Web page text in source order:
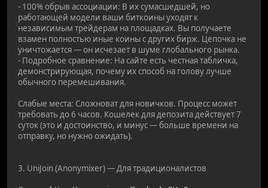
- 100% обрыв ассоциации: В их сумасшедшей, но
работающей модели ваши биткоины уходят к
независимым трейдерам на площадках. Вы получаете
взамен полностью иные коины с других бирж. Цепочка не
уничтожается — он исчезает в шуме глобального рынка.
- Подробное сравнение: На сайте есть честная табличка,
демонстрирующая, почему их способ на голову лучше
обычного перемешивания.
Слабые места: Сложноват для новичков. Процесс может
требовать до 6 часов. Кошелек для депозита действует 7
суток (это и достоинство, и минус — больше времени на
отправку, но нужно ожидать).
3. UniJoin (Anonymixer) — Для традиционалистов